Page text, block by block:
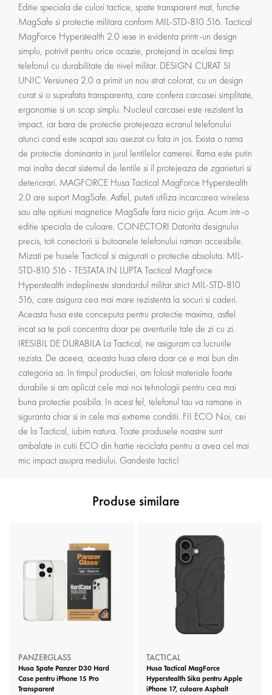
Editie speciala de culori tactice, spate transparent mat, functie
MagSafe si protectie militara conform MIL-STD-810 516. Tactical
MagForce Hyperstealth 2.0 iese in evidenta printr-un design
simplu, potrivit pentru orice ocazie, protejand in acelasi timp
telefonul cu durabilitate de nivel militar. DESIGN CURAT SI
UNIC Versiunea 2.0 a primit un nou strat colorat, cu un design
curat si o suprafata transparenta, care confera carcasei simplitate,
ergonomie si un scop simplu. Nucleul carcasei este rezistent la
impact, iar bara de protectie protejeaza ecranul telefonului
atunci cand este scapat sau asezat cu fata in jos. Exista o rama
de protectie dominanta in jurul lentilelor camerei. Rama este putin
mai inalta decat sistemul de lentile si il protejeaza de zgarieturi si
deteriorari. MAGFORCE Husa Tactical MagForce Hyperstealth
2.0 are suport MagSafe. Astfel, puteti utiliza incarcarea wireless
sau alte optiuni magnetice MagSafe fara nicio grija. Acum intr-o
editie speciala de culoare. CONECTORI Datorita designului
precis, toti conectorii si butoanele telefonului raman accesibile.
Mizati pe husele Tactical si asigurati o protectie absoluta. MIL-
STD-810 516 - TESTATA IN LUPTA Tactical MagForce
Hyperstealth indeplineste standardul militar strict MIL-STD-810
516, care asigura cea mai mare rezistenta la socuri si caderi.
Aceasta husa este conceputa pentru protectie maxima, astfel
incat sa te poti concentra doar pe aventurile tale de zi cu zi.
IRESIBIL DE DURABILA La Tactical, ne asiguram ca lucrurile
rezista. De aceea, aceasta husa ofera doar ce e mai bun din
categoria sa. In timpul productiei, am folosit materiale foarte
durabile si am aplicat cele mai noi tehnologii pentru cea mai
buna protectie posibila. In acest fel, telefonul tau va ramane in
siguranta chiar si in cele mai extreme conditii. FII ECO Noi, cei
de la Tactical, iubim natura. Toate produsele noastre sunt
ambalate in cutii ECO din hartie reciclata pentru a avea cel mai
mic impact asupra mediului. Gandeste tactic!
Produse similare
PANZERGLASS
Husa Spate Panzer D30 Hard
Case pentru iPhone 15 Pro
Transparent
TACTICAL
Husa Tactical MagForce
Hyperstealth Sika pentru Apple
iPhone 17, culoare Asphalt